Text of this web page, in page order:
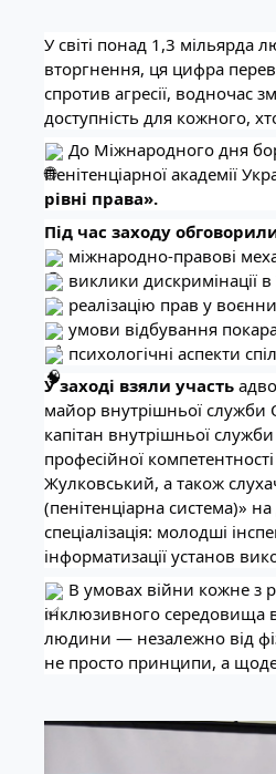
У світі понад 1,3 мільярда
вторгнення, ця цифра
спротив агресії, водночас
доступність для кожного,
До Міжнародного дня
Пенітенціарної академії
рівні права».
Під час заходу
міжнародно-правові
виклики дискримінації в
реалізацію прав у
умови відбування
психологічні аспекти
У заході взяли участь
майор внутрішньої служби
капітан внутрішньої
професійної
Жулковський, а також
(пенітенціарна система)»
спеціалізація: молодші
інформатизації установ
В умовах війни кожне з
інклюзивного середовища
людини — незалежно від
не просто принципи, а